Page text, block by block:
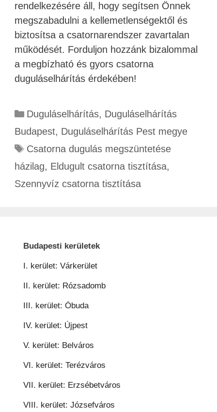
rendelkezésére áll, hogy segítsen Önnek
megszabadulni a kellemetlenségektől és
biztosítsa a csatornarendszer zavartalan
működését. Forduljon hozzánk bizalommal
a megbízható és gyors csatorna
duguláselhárítás érdekében!
Duguláselhárítás, Duguláselhárítás
Budapest, Duguláselhárítás Pest megye
Csatorna dugulás megszüntetése
házilag, Eldugult csatorna tisztítása,
Szennyvíz csatorna tisztítása
Budapesti kerületek
I. kerület: Várkerület
II. kerület: Rózsadomb
III. kerület: Óbuda
IV. kerület: Újpest
V. kerület: Belváros
VI. kerület: Terézváros
VII. kerület: Erzsébetváros
VIII. kerület: Józsefváros